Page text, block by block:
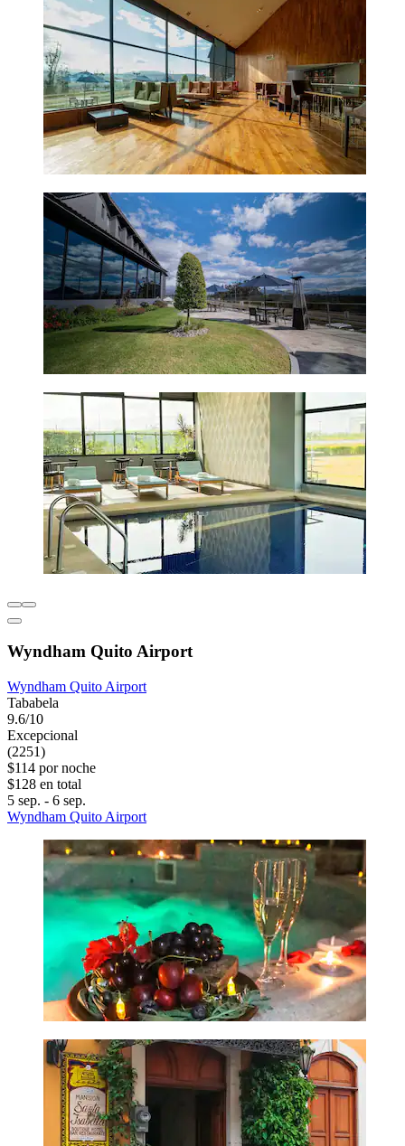
Wyndham Quito Airport
Wyndham Quito Airport
Tababela
9.6/10
Excepcional
(2251)
$114 por noche
$128 en total
5 sep. - 6 sep.
Wyndham Quito Airport